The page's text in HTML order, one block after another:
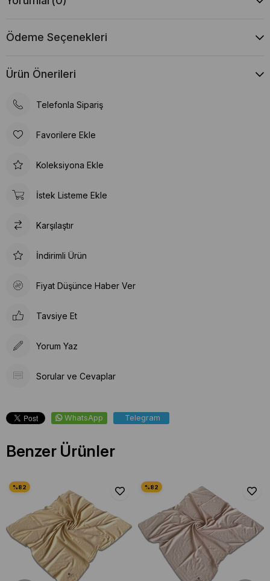
Ödeme Seçenekleri
Ürün Önerileri
Telefonla Sipariş
Favorilere Ekle
Koleksiyona Ekle
İstek Listeme Ekle
Karşılaştır
İndirimli Ürün
Fiyat Düşünce Haber Ver
Tavsiye Et
Yorum Yaz
Sorular ve Cevaplar
WhatsApp Telegram
Benzer Ürünler